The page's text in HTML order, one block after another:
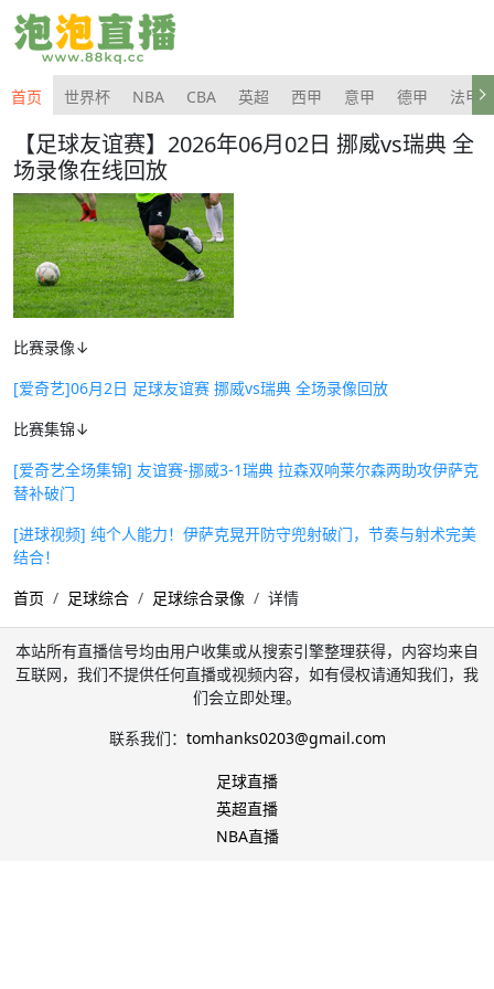
首页 世界杯 NBA CBA 英超 西甲 意甲 德甲 法甲
【足球友谊赛】2026年06月02日 挪威vs瑞典 全
场录像在线回放
比赛录像↓
[爱奇艺]06月2日 足球友谊赛 挪威vs瑞典 全场录像回放
比赛集锦↓
[爱奇艺全场集锦] 友谊赛-挪威3-1瑞典 拉森双响莱尔森两助攻伊萨克
替补破门
[进球视频] 纯个人能力！伊萨克晃开防守兜射破门，节奏与射术完美
结合！
首页
足球综合 足球综合录像 详情
本站所有直播信号均由用户收集或从搜索引擎整理获得，内容均来自
互联网，我们不提供任何直播或视频内容，如有侵权请通知我们，我
们会立即处理。
联系我们： tomhanks0203@gmail.com
足球直播
英超直播
NBA直播